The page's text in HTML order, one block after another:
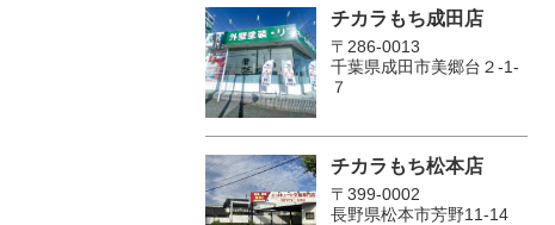
チカラもち成田店
〒286-0013
千葉県成田市美郷台２‐1‐
７
チカラもち松本店
〒399-0002
長野県松本市芳野11-14